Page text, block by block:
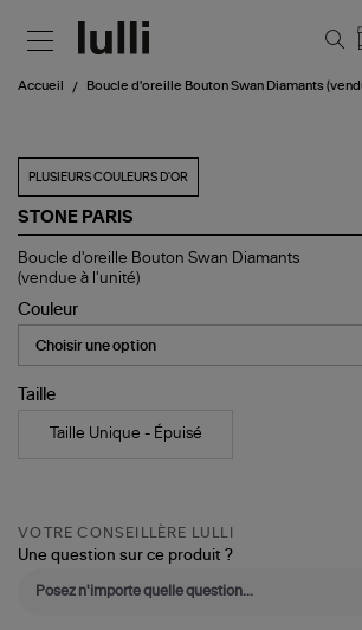
Accueil Boucle d'oreille Bouton Swan Diamants
PLUSIEURS COULEURS D'OR
STONE PARIS
Boucle
d'oreille
Swan
Diamants
(vendue
à
l'unité)
Boucle d'oreille Bouton Swan Diamants
(vendue à l'unité)
Couleur
Taille
Taille Unique - Épuisé
VOTRE CONSEILLÈRE LULLI
Une question sur ce produit ?